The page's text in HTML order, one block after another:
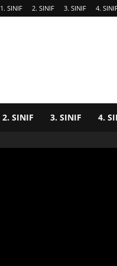
1. SINIF 2. SINIF 3. SINIF 4.
2. SINIF 3. SINIF 4.